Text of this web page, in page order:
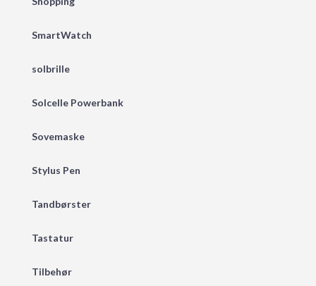
SmartWatch
solbrille
Solcelle Powerbank
Sovemaske
Stylus Pen
Tandbørster
Tastatur
Tilbehør